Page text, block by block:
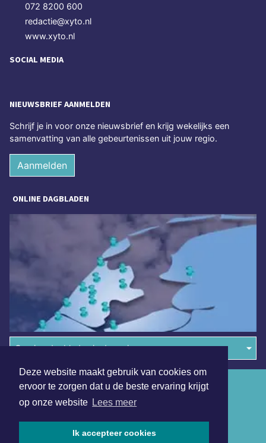
Deze website maakt gebruik van cookies om
ervoor te zorgen dat u de beste ervaring krijgt
op onze website Lees meer
Ik accepteer cookies
072 8200 600
redactie@xyto.nl
www.xyto.nl
SOCIAL MEDIA
NIEUWSBRIEF AANMELDEN
Schrijf je in voor onze nieuwsbrief en krijg wekelijks een
samenvatting van alle gebeurtenissen uit jouw regio.
Aanmelden
ONLINE DAGBLADEN
Overige dagbladen in de regio
Algemene voorwaarden
Disclaimer